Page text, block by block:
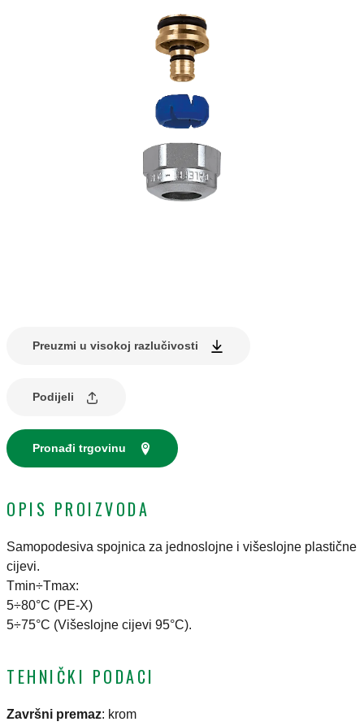
Preuzmi u visokoj razlučivosti
Podijeli
Pronađi trgovinu
OPIS PROIZVODA
Samopodesiva spojnica za jednoslojne i višeslojne plastične
cijevi.
Tmin÷Tmax:
5÷80°C (PE-X)
5÷75°C (Višeslojne cijevi 95°C).
TEHNIČKI PODACI
Završni premaz: krom